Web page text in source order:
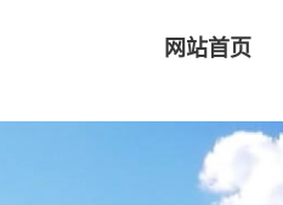
网站首页